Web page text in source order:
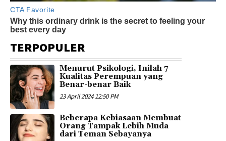
TERPOPULER
Menurut Psikologi, Inilah 7
Kualitas Perempuan yang
Benar-benar Baik
23 April 2024 12:50 PM
Beberapa Kebiasaan Membuat
Orang Tampak Lebih Muda
dari Teman Sebayanya